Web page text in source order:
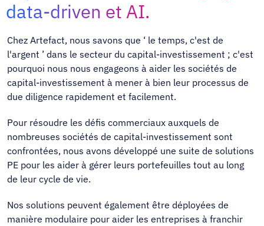
data-driven et AI.
Chez Artefact, nous savons que ‘ le temps, c'est de
l'argent ’ dans le secteur du capital-investissement ; c'est
pourquoi nous nous engageons à aider les sociétés de
capital-investissement à mener à bien leur processus de
due diligence rapidement et facilement.
Pour résoudre les défis commerciaux auxquels de
nombreuses sociétés de capital-investissement sont
confrontées, nous avons développé une suite de solutions
PE pour les aider à gérer leurs portefeuilles tout au long
de leur cycle de vie.
Nos solutions peuvent également être déployées de
manière modulaire pour aider les entreprises à franchir